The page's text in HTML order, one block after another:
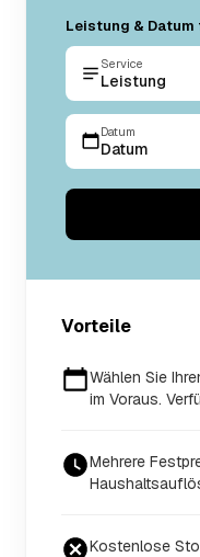
Leistung &
Service
Leistung
Datum
Datum
Vorteile
Wählen Sie
im Voraus.
Mehrere
Kostenlose